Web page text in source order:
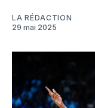
LA RÉDACTION
29 mai 2025